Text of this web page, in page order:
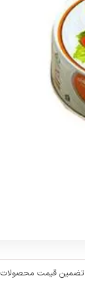
تضمین قیمت محصولات